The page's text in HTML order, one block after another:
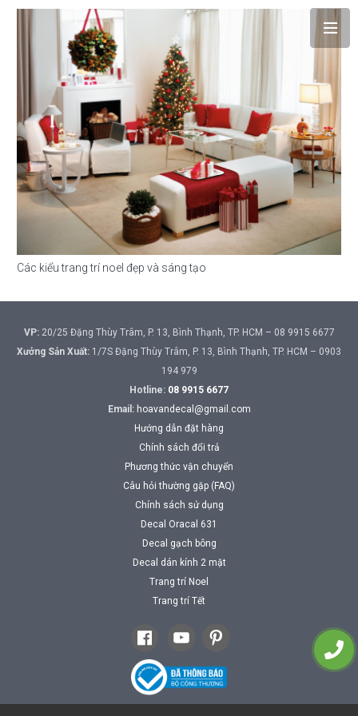
Các kiểu trang trí noel đẹp và sáng tạo
VP:20/25 Đặng Thùy Trâm, P. 13, Bình Thạnh, TP. HCM – 08 9915 6677
Xưởng Sản Xuất: 1/7S Đặng Thùy Trâm, P. 13, Bình Thạnh, TP. HCM – 0903
194 979
Hotline: 08 9915 6677
Email: hoavandecal@gmail.com
Hướng dẫn đặt hàng
Chính sách đổi trả
Phương thức vận chuyển
Câu hỏi thường gặp (FAQ)
Chính sách sử dụng
Decal Oracal 631
Decal gạch bông
Decal dán kính 2 mặt
Trang trí Noel
Trang trí Tết